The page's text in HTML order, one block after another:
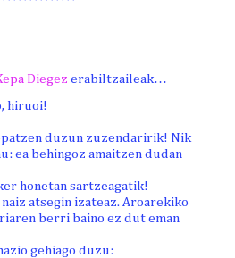
Diegez erabiltzaileak…
hiruoi!
duzun zuzendaririk! Nik
ea behingoz amaitzen dudan
honetan sartzeagatik!
naiz atsegin izateaz. Aroarekiko
berri baino ez dut eman
gehiago duzu: